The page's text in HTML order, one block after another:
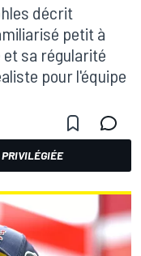
décrit
petit à
et sa régularité
pour l'équipe